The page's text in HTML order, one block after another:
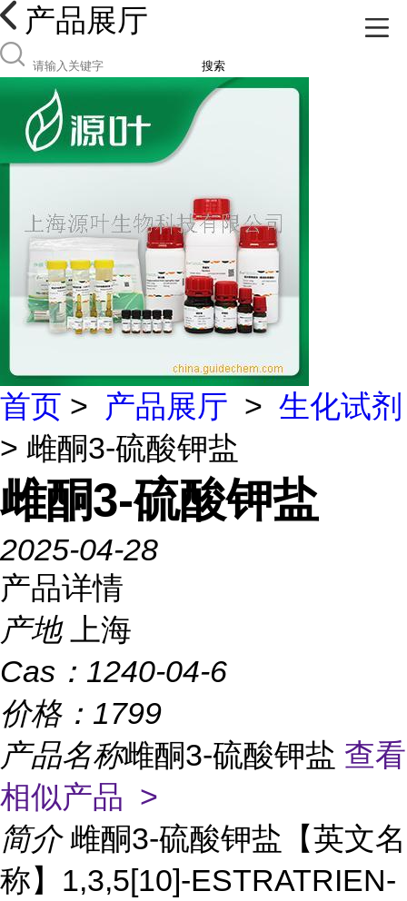
产品展厅
搜索
首页 > 产品展厅 > 生化试剂
> 雌酮3-硫酸钾盐
雌酮3-硫酸钾盐
2025-04-28
产品详情
产地
上海
Cas： 1240-04-6
价格： 1799
产品名称雌酮3-硫酸钾盐 查看
相似产品 >
简介 雌酮3-硫酸钾盐【英文名
称】1,3,5[10]-ESTRATRIEN-